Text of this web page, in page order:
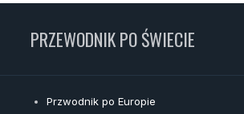
PRZEWODNIK PO ŚWIECIE
Przwodnik po Europie